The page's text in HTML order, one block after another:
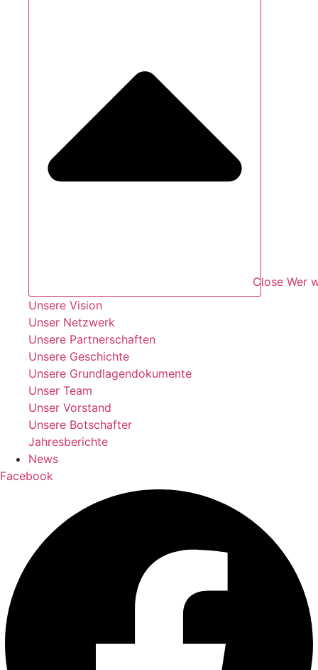
Close Wer
Unsere Vision
Unser Netzwerk
Unsere Partnerschaften
Unsere Geschichte
Unsere Grundlagendokumente
Unser Team
Unser Vorstand
Unsere Botschafter
Jahresberichte
News
Facebook